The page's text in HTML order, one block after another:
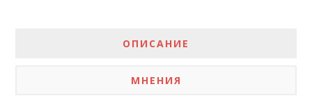
ОПИСАНИЕ
МНЕНИЯ